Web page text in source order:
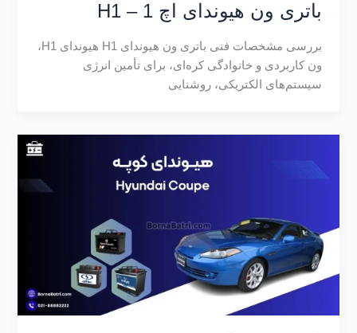
باتری ون هیوندای اچ 1 – H1
بررسی مشخصات فنی باتری ون هیوندای H1 هیوندای H1،
ون کاربردی و خانوادگی کره‌ای، برای تأمین انرژی
سیستم‌های الکتریکی، روشنایی